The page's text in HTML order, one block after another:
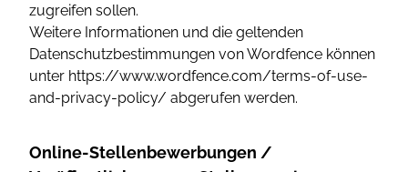
zugreifen sollen.
Weitere Informationen und die geltenden
Datenschutzbestimmungen von Wordfence können
unter https://www.wordfence.com/terms-of-use-
and-privacy-policy/ abgerufen werden.
Online-Stellenbewerbungen /